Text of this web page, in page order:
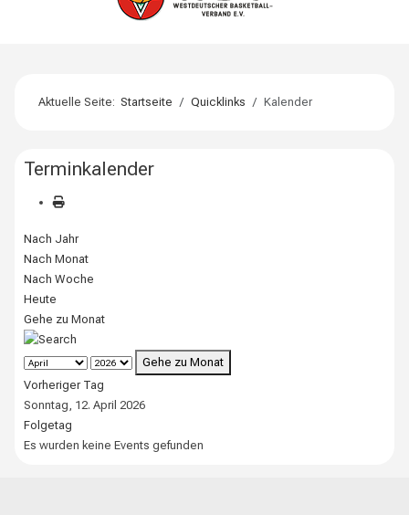
Aktuelle Seite:Startseite Quicklinks Kalender
Terminkalender
Nach Jahr
Nach Monat
Nach Woche
Heute
Gehe zu Monat
Gehe zu Monat
Vorheriger Tag
Sonntag, 12. April 2026
Folgetag
Es wurden keine Events gefunden